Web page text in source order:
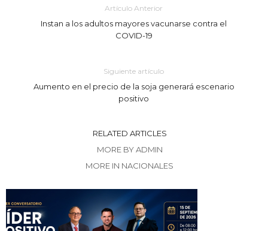
Artículo Anterior
Instan a los adultos mayores vacunarse contra el
COVID-19
Siguiente artículo
Aumento en el precio de la soja generará escenario
positivo
RELATED ARTICLES
MORE BY ADMIN
MORE IN NACIONALES